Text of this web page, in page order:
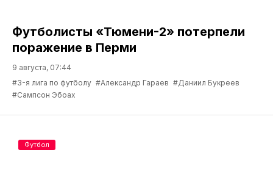
Футболисты «Тюмени-2» потерпели
поражение в Перми
9 августа, 07:44
#3-я лига по футболу #Александр Гараев #Даниил Букреев
#Сампсон Эбоах
Футбол